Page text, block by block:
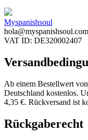
Myspanishsoul
hola@myspanishsoul.com
VAT ID: DE320002407
Ab einem Bestellwert
Deutschland kostenlos.
4,35 €. Rückversand ist
Rückgaberecht